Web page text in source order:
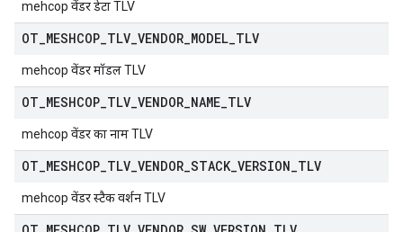
mehcop वेंडर डेटा TLV
OT MESHCOP TLV VENDOR MODEL TLV
mehcop वेंडर मॉडल TLV
OT MESHCOP TLV VENDOR NAME TLV
mehcop वेंडर का नाम TLV
OT MESHCOP TLV VENDOR STACK_ VERSION TLV
mehcop वेंडर स्टैक वर्शन TLV